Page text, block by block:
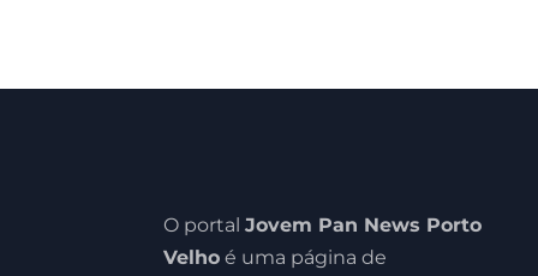
O portal Jovem Pan News Porto
Velhoé uma página de